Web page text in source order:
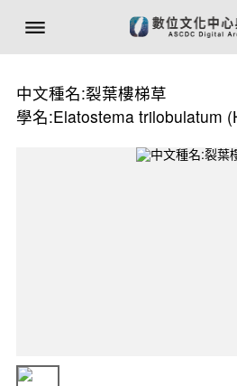
中文種名:裂葉樓梯草
學名:Elatostema trilobulatum